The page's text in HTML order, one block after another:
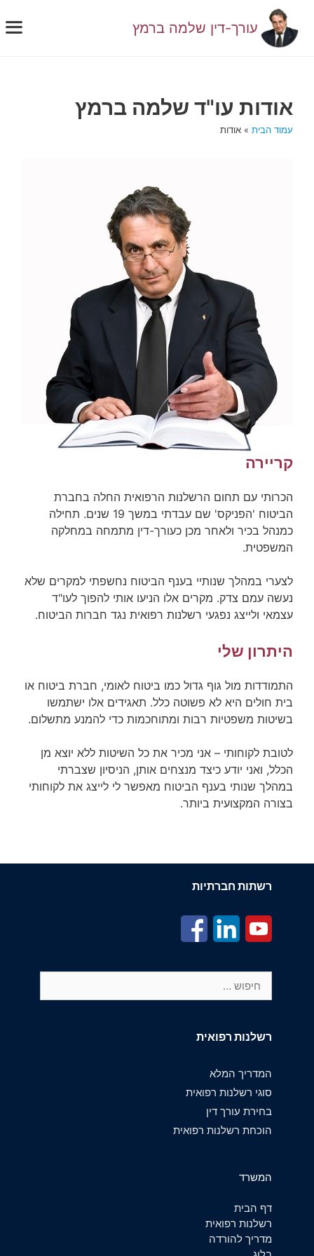
לתוכן
עורך-דין שלמה ברמץ
אודות עו"ד שלמה ברמץ
עמוד הבית » אודות
קריירה
הכרותי עם תחום הרשלנות הרפואית החלה בחברת
הביטוח 'הפניקס' שם עבדתי במשך 19 שנים. תחילה
כמנהל בכיר ולאחר מכן כעורך-דין מתמחה במחלקה
המשפטית.
לצערי במהלך שנותיי בענף הביטוח נחשפתי למקרים שלא
נעשה עמם צדק. מקרים אלו הניעו אותי להפוך לעו"ד
עצמאי ולייצג נפגעי רשלנות רפואית נגד חברות הביטוח.
היתרון שלי
התמודדות מול גוף גדול כמו ביטוח לאומי, חברת ביטוח או
בית חולים היא לא פשוטה כלל. תאגידים אלו ישתמשו
בשיטות משפטיות רבות ומתוחכמות כדי להמנע מתשלום.
לטובת לקוחותי – אני מכיר את כל השיטות ללא יוצא מן
הכלל, ואני יודע כיצד מנצחים אותן, הניסיון שצברתי
במהלך שנותי בענף הביטוח מאפשר לי לייצג את לקוחותי
בצורה המקצועית ביותר.
רשתות חברתיות
רשלנות רפואית
המדריך המלא
סוגי רשלנות רפואית
בחירת עורך דין
הוכחת רשלנות רפואית
המשרד
דף הבית
רשלנות רפואית
מדריך להורדה